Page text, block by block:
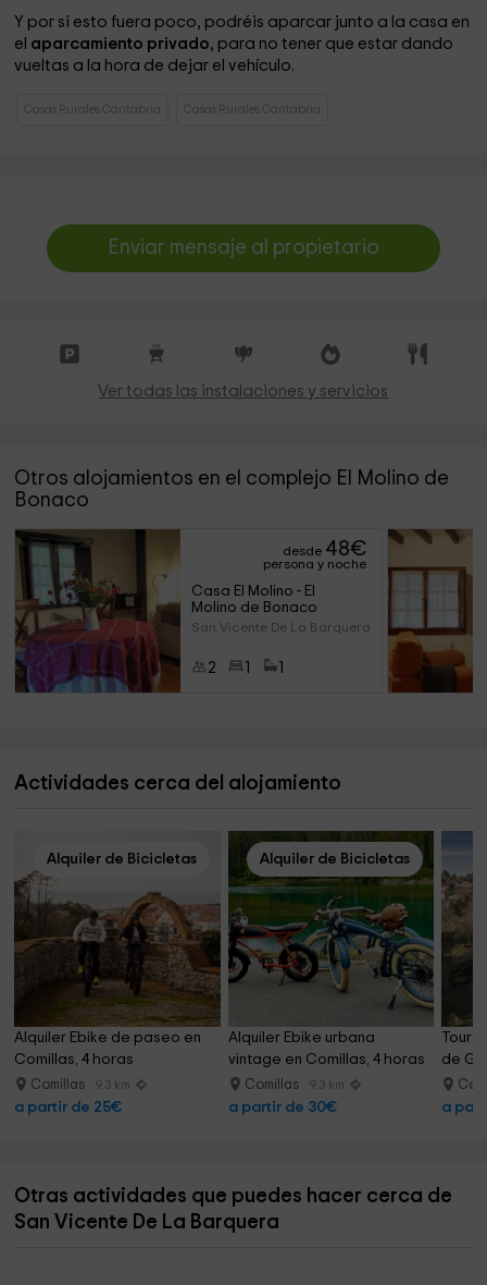
Y por si esto fuera poco, podréis aparcar junto a la casa en
el aparcamiento privado, para no tener que estar dando
vueltas a la hora de dejar el vehículo.
Casas Rurales Cantabria Casas Rurales Cantabria
Enviar mensaje al propietario
Ver todas las instalaciones y servicios
Otros alojamientos en el complejo El Molino de
Bonaco
desde 48€
persona y noche
Casa El Molino - El
Molino de Bonaco
San Vicente De La Barquera (Ca
2
Actividades cerca del alojamiento
Alquiler de Bicicletas
Alquiler Ebike de paseo en
Comillas, 4 horas
Comillas 9.3 km
a partir de 25€
Alquiler de Bicicletas
Alquiler Ebike urbana
vintage en Comillas, 4 horas
Comillas 9.3 km
a partir de 30€
Tour
de
a
Otras actividades que puedes hacer cerca de
San Vicente De La Barquera